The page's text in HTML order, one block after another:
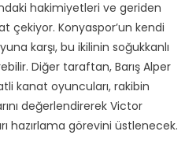
hakimiyetleri ve geriden
çekiyor. Konyaspor’un kendi
karşı, bu ikilinin soğukkanlı
Diğer taraftan, Barış Alper
kanat oyuncuları, rakibin
değerlendirerek Victor
hazırlama görevini üstlenecek.